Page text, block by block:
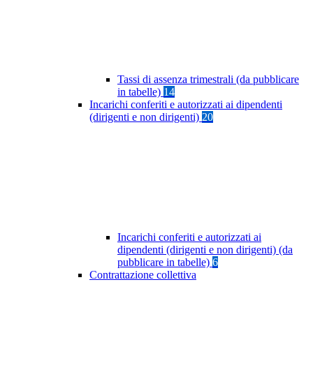
Tassi di assenza trimestrali (da pubblicare
in tabelle) 14
Incarichi conferiti e autorizzati ai dipendenti
(dirigenti e non dirigenti) 20
Incarichi conferiti e autorizzati ai
dipendenti (dirigenti e non dirigenti) (da
pubblicare in tabelle) 6
Contrattazione collettiva